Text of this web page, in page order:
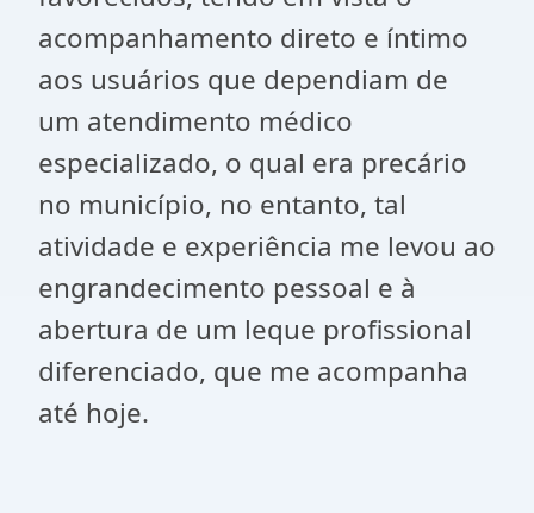
acompanhamento direto e íntimo
aos usuários que dependiam de
um atendimento médico
especializado, o qual era precário
no município, no entanto, tal
atividade e experiência me levou ao
engrandecimento pessoal e à
abertura de um leque profissional
diferenciado, que me acompanha
até hoje.